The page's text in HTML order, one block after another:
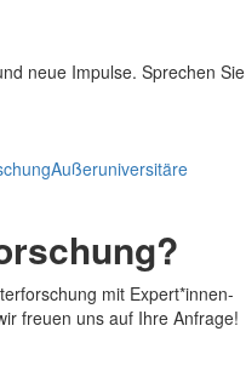
neue Impulse. Sprechen Sie
Außeruniversitäre
mit Expert*innen-
freuen uns auf Ihre Anfrage!